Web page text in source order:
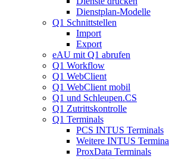
Dienstplan-Modelle
Q1 Schnittstellen
Import
Export
eAU mit Q1 abrufen
Q1 Workflow
Q1 WebClient
Q1 WebClient mobil
Q1 und Schleupen.CS
Q1 Zutrittskontrolle
Q1 Terminals
PCS INTUS Terminals
Weitere INTUS
ProxData Terminals